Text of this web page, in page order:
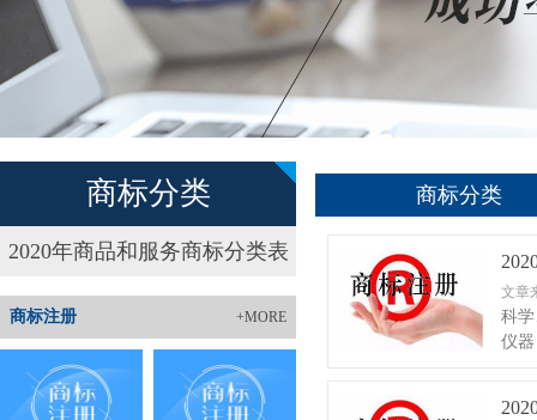
商标分类
2020年商品和服务商标分类表
+MORE
商标注册
商标分类
文章
科
仪